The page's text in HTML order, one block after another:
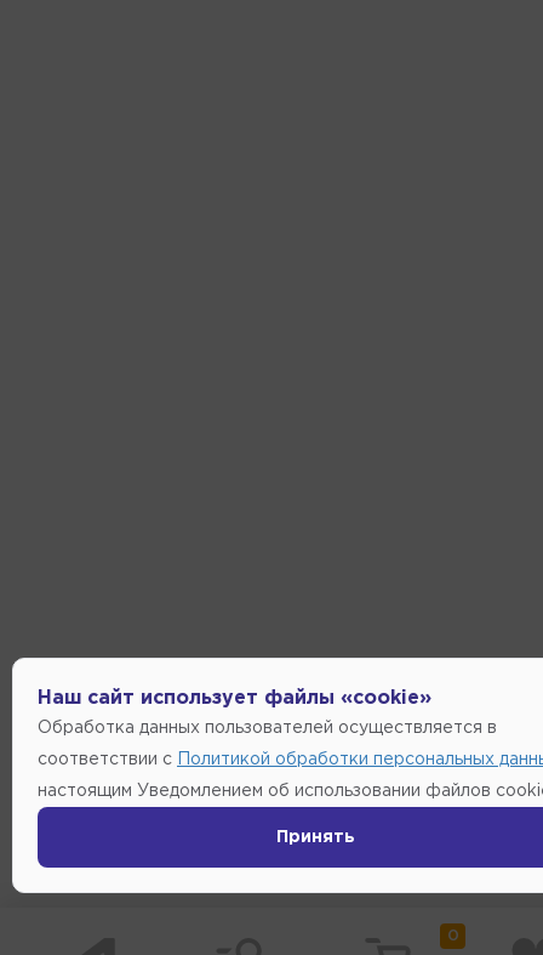
0
Наш сайт использует файлы «cookie»
Обработка данных пользователей осуществляется в
соответствии с Политикой обработки персональных
настоящим Уведомлением об использовании файлов
Принять